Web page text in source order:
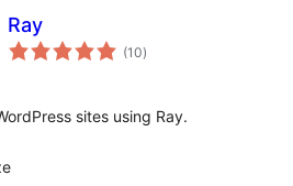
Ray
(10total
ratings
)
sites using Ray.